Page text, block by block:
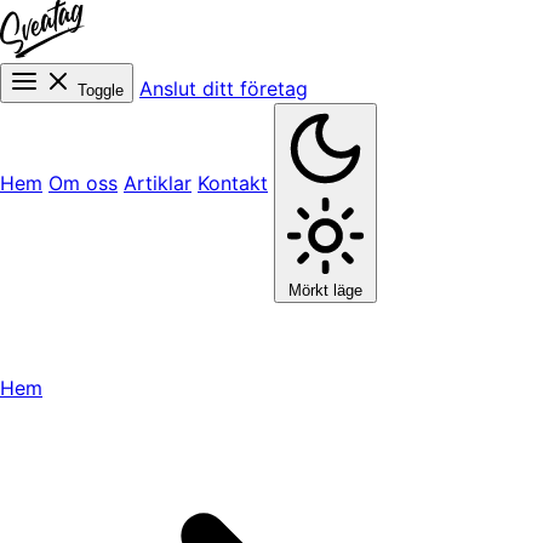
Toggle Anslut ditt företag
Hem Om oss Artiklar Kontakt
Mörkt läge
Hem